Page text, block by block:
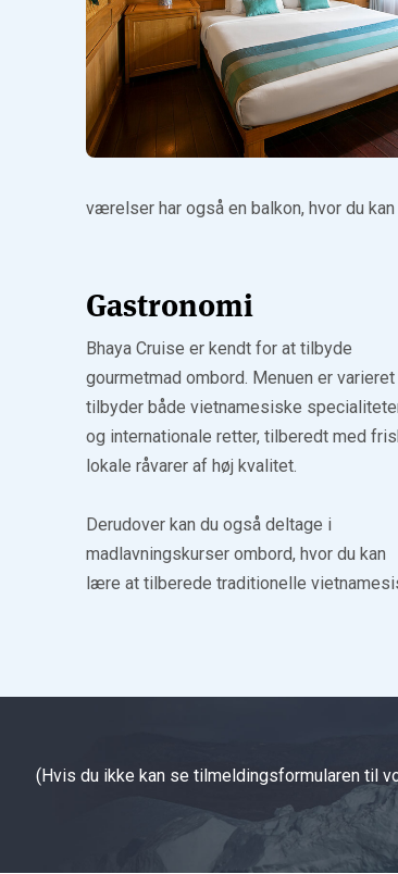
værelser har også en balkon, hvor du
Gastronomi
Bhaya Cruise er kendt for at tilbyde
gourmetmad ombord. Menuen er varieret
tilbyder både vietnamesiske
og internationale retter, tilberedt med
lokale råvarer af høj kvalitet.
Derudover kan du også deltage i
madlavningskurser ombord, hvor du kan
lære at tilberede traditionelle
(Hvis du ikke kan se tilmeldingsformularen til